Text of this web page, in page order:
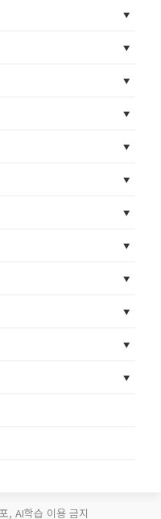
, AI학습 이용 금지